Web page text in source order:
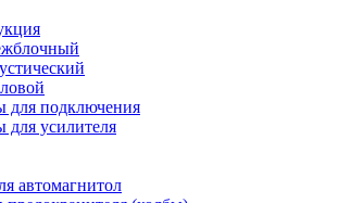
для подключения
для усилителя
автомагнитол